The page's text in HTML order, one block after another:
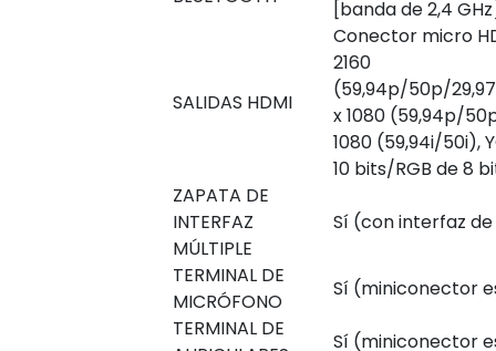
[banda de 2,4
SALIDAS HDMI
Conector micro
2160
(59,94p/50p/
x 1080 (59,94p/
1080 (59,94i/50i),
10 bits/RGB de 8
ZAPATA DE
INTERFAZ
MÚLTIPLE
Sí (con interfaz
TERMINAL DE
MICRÓFONO
Sí (miniconector
TERMINAL DE
Sí (miniconector